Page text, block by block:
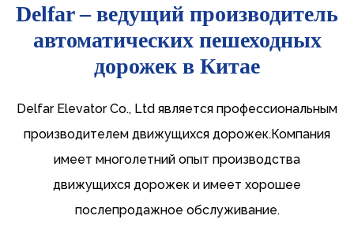
Delfar – ведущий производитель
автоматических пешеходных
дорожек в Китае
Delfar Elevator Co., Ltd является профессиональным
производителем движущихся дорожек.Компания
имеет многолетний опыт производства
движущихся дорожек и имеет хорошее
послепродажное обслуживание.